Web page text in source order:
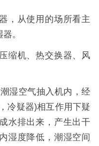
从使用的场所看主
。
机、热交换器、风
空气抽入机内，经
冷疑器)相互作用下疑
水排出来，产生出干
湿度降低，潮湿空间